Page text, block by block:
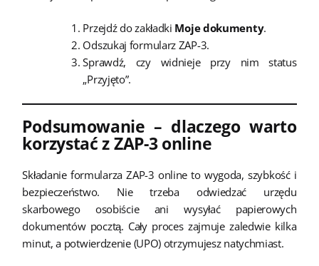
Przejdź do zakładki Moje dokumenty.
Odszukaj formularz ZAP-3.
Sprawdź, czy widnieje przy nim status
„Przyjęto”.
Podsumowanie – dlaczego warto
korzystać z ZAP-3 online
Składanie formularza ZAP-3 online to wygoda, szybkość i
bezpieczeństwo. Nie trzeba odwiedzać urzędu
skarbowego osobiście ani wysyłać papierowych
dokumentów pocztą. Cały proces zajmuje zaledwie kilka
minut, a potwierdzenie (UPO) otrzymujesz natychmiast.